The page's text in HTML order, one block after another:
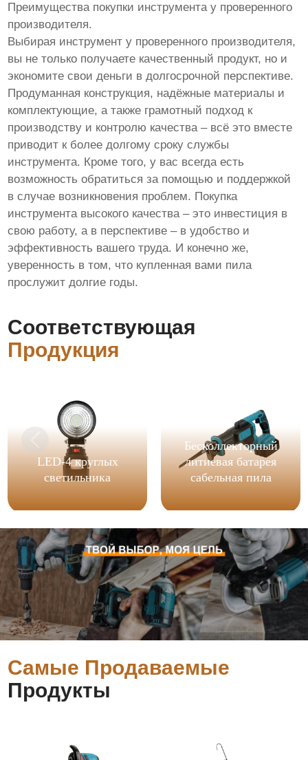
Преимущества покупки инструмента у проверенного
производителя.
Выбирая инструмент у проверенного производителя,
вы не только получаете качественный продукт, но и
экономите свои деньги в долгосрочной перспективе.
Продуманная конструкция, надёжные материалы и
комплектующие, а также грамотный подход к
производству и контролю качества – всё это вместе
приводит к более долгому сроку службы
инструмента. Кроме того, у вас всегда есть
возможность обратиться за помощью и поддержкой
в случае возникновения проблем. Покупка
инструмента высокого качества – это инвестиция в
свою работу, а в перспективе – в удобство и
эффективность вашего труда. И конечно же,
уверенность в том, что купленная вами пила
прослужит долгие годы.
Соответствующая
Продукция
LED-4 круглых
светильника
Бесколлекторный
литиевая батарея
сабельная пила
Самые Продаваемые
Продукты